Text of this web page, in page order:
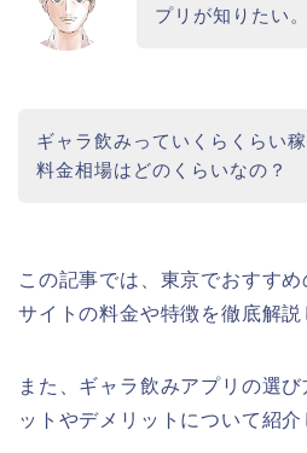
プリが知りたい。
ギャラ飲みっていくらくらい
料金相場はどのくらいなの？
この記事では、東京でおすす
サイトの料金や特徴を徹底解説
また、ギャラ飲みアプリの選
ットやデメリットについて紹介